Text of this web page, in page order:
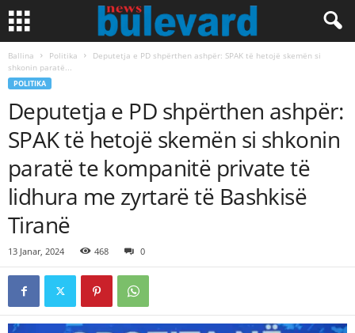
Ballina Politika
Deputetja e PD shpërthen ashpër: SPAK të hetojë skemën si
shkonin paratë...
POLITIKA
Deputetja e PD shpërthen ashpër:
SPAK të hetojë skemën si shkonin
paratë te kompanitë private të
lidhura me zyrtarë të Bashkisë
Tiranë
13 Janar, 2024 468 0